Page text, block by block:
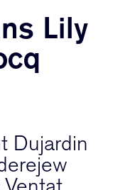
Lily
Dujardin